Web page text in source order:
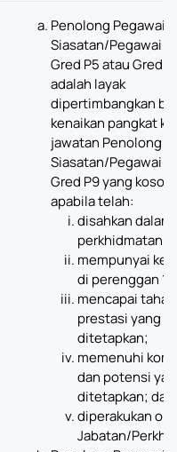
Penolong Pegawai
Siasatan/Pegawai
Gred P5 atau Gred
adalah layak
dipertimbangkan
kenaikan pangkat ke
jawatan Penolong
Siasatan/Pegawai
Gred P9 yang
apabila telah:
disahkan dalam
perkhidmatan;
mempunyai
di perenggan
mencapai tahap
prestasi yang
ditetapkan;
memenuhi
dan potensi
ditetapkan; dan
diperakukan
Jabatan/